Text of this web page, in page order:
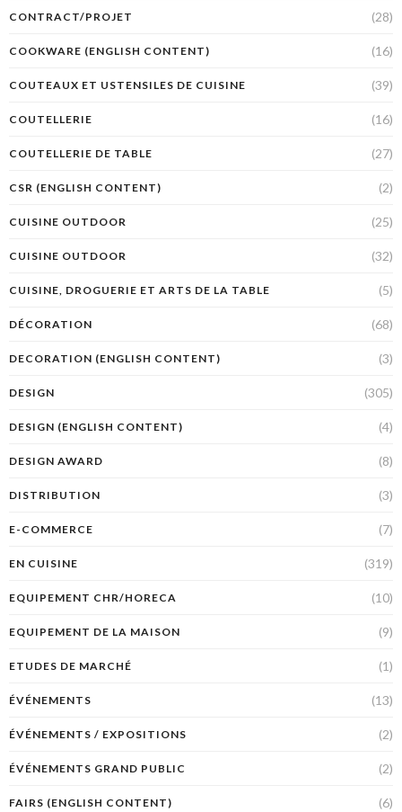
CONTRACT/PROJET (28)
COOKWARE (ENGLISH CONTENT) (16)
COUTEAUX ET USTENSILES DE CUISINE (39)
COUTELLERIE (16)
COUTELLERIE DE TABLE (27)
CSR (ENGLISH CONTENT) (2)
CUISINE OUTDOOR (25)
CUISINE OUTDOOR (32)
CUISINE, DROGUERIE ET ARTS DE LA TABLE (5)
DÉCORATION (68)
DECORATION (ENGLISH CONTENT) (3)
DESIGN (305)
DESIGN (ENGLISH CONTENT) (4)
DESIGN AWARD (8)
DISTRIBUTION (3)
E-COMMERCE (7)
EN CUISINE (319)
EQUIPEMENT CHR/HORECA (10)
EQUIPEMENT DE LA MAISON (9)
ETUDES DE MARCHÉ (1)
ÉVÉNEMENTS (13)
ÉVÉNEMENTS / EXPOSITIONS (2)
ÉVÉNEMENTS GRAND PUBLIC (2)
FAIRS (ENGLISH CONTENT) (6)